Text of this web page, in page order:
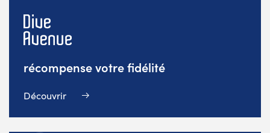
récompense votre fidélité
Découvrir